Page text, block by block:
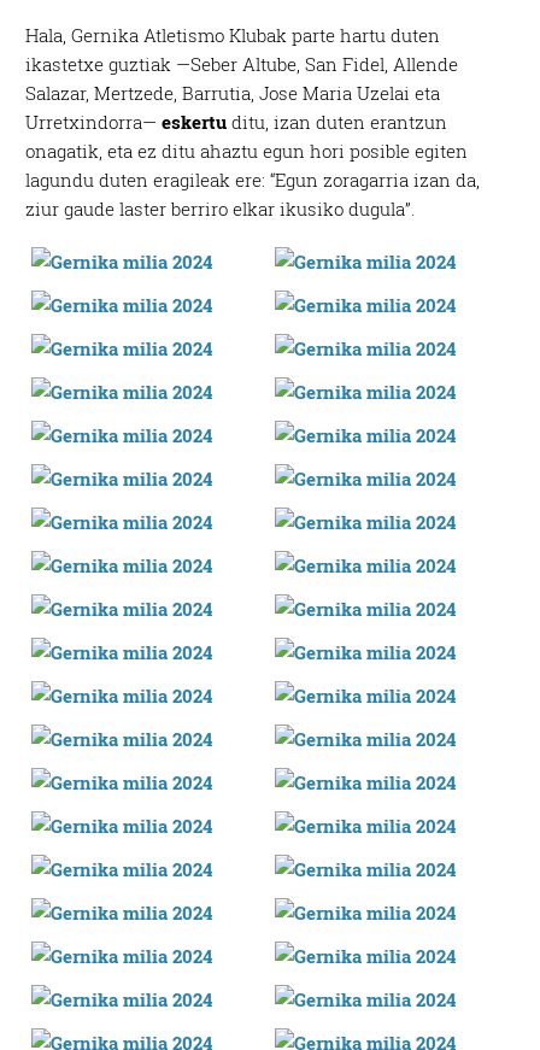
Hala, Gernika Atletismo Klubak parte hartu duten
ikastetxe guztiak —Seber Altube, San Fidel, Allende
Salazar, Mertzede, Barrutia, Jose Maria Uzelai eta
Urretxindorra—eskertu ditu, izan duten erantzun
onagatik, eta ez ditu ahaztu egun hori posible egiten
lagundu duten eragileak ere: “Egun zoragarria izan da,
ziur gaude laster berriro elkar ikusiko dugula”.